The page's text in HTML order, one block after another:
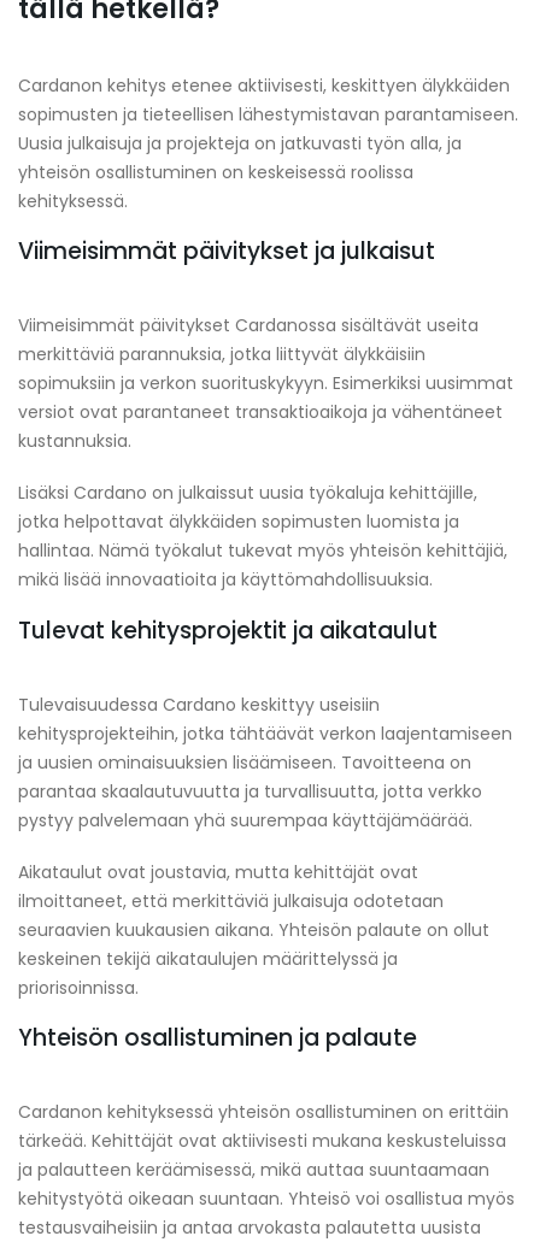
tällä hetkellä?
Cardanon kehitys etenee aktiivisesti, keskittyen älykkäiden
sopimusten ja tieteellisen lähestymistavan parantamiseen.
Uusia julkaisuja ja projekteja on jatkuvasti työn alla, ja
yhteisön osallistuminen on keskeisessä roolissa
kehityksessä.
Viimeisimmät päivitykset ja julkaisut
Viimeisimmät päivitykset Cardanossa sisältävät useita
merkittäviä parannuksia, jotka liittyvät älykkäisiin
sopimuksiin ja verkon suorituskykyyn. Esimerkiksi uusimmat
versiot ovat parantaneet transaktioaikoja ja vähentäneet
kustannuksia.
Lisäksi Cardano on julkaissut uusia työkaluja kehittäjille,
jotka helpottavat älykkäiden sopimusten luomista ja
hallintaa. Nämä työkalut tukevat myös yhteisön kehittäjiä,
mikä lisää innovaatioita ja käyttömahdollisuuksia.
Tulevat kehitysprojektit ja aikataulut
Tulevaisuudessa Cardano keskittyy useisiin
kehitysprojekteihin, jotka tähtäävät verkon laajentamiseen
ja uusien ominaisuuksien lisäämiseen. Tavoitteena on
parantaa skaalautuvuutta ja turvallisuutta, jotta verkko
pystyy palvelemaan yhä suurempaa käyttäjämäärää.
Aikataulut ovat joustavia, mutta kehittäjät ovat
ilmoittaneet, että merkittäviä julkaisuja odotetaan
seuraavien kuukausien aikana. Yhteisön palaute on ollut
keskeinen tekijä aikataulujen määrittelyssä ja
priorisoinnissa.
Yhteisön osallistuminen ja palaute
Cardanon kehityksessä yhteisön osallistuminen on erittäin
tärkeää. Kehittäjät ovat aktiivisesti mukana keskusteluissa
ja palautteen keräämisessä, mikä auttaa suuntaamaan
kehitystyötä oikeaan suuntaan. Yhteisö voi osallistua myös
testausvaiheisiin ja antaa arvokasta palautetta uusista